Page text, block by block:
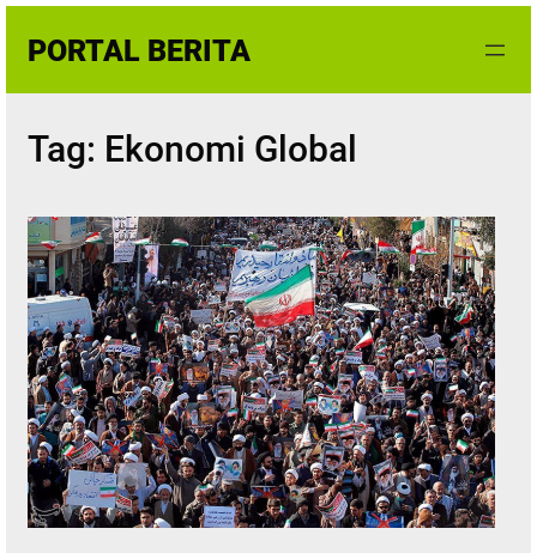
content
PORTAL BERITA
Tag: Ekonomi Global